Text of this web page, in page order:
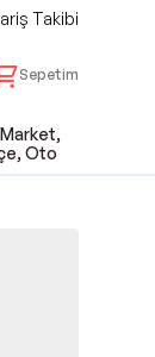
Takibi
Sepetim
Market,
Oto